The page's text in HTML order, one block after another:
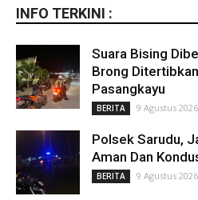
INFO TERKINI :
Suara Bising
Brong
Pasangkayu
BERITA 9 Agustus 2026
Polsek Sarudu,
Aman Dan
BERITA 9 Agustus 2026